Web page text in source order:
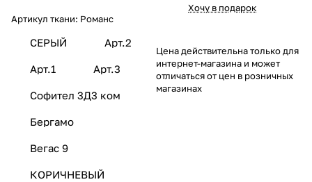
Артикул ткани: Романс
СЕРЫЙ Арт.2
Арт.1 Арт.3
Софител 3Д3 ком
Бергамо
Вегас 9
КОРИЧНЕВЫЙ
Хочу в подарок
Цена действительна только для
интернет-магазина и может
отличаться от цен в розничных
магазинах